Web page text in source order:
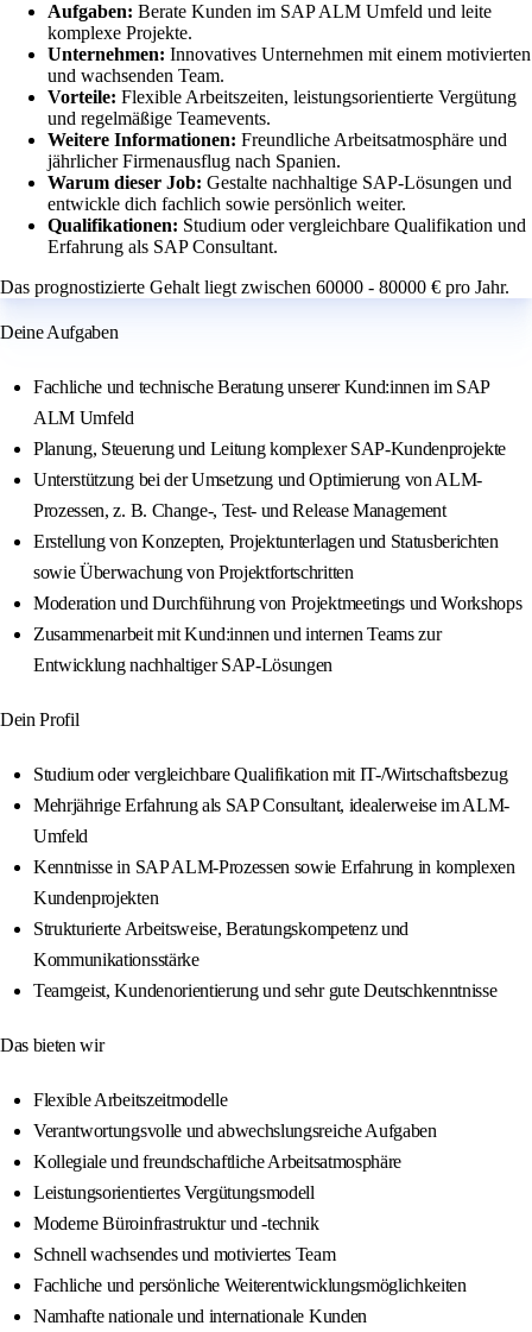
Aufgaben: Berate Kunden im SAP ALM Umfeld und leite
komplexe Projekte.
Unternehmen: Innovatives Unternehmen mit einem motivierten
und wachsenden Team.
Vorteile: Flexible Arbeitszeiten, leistungsorientierte Vergütung
und regelmäßige Teamevents.
Weitere Informationen: Freundliche Arbeitsatmosphäre und
jährlicher Firmenausflug nach Spanien.
Warum dieser Job: Gestalte nachhaltige SAP-Lösungen und
entwickle dich fachlich sowie persönlich weiter.
Qualifikationen: Studium oder vergleichbare Qualifikation und
Erfahrung als SAP Consultant.
Das prognostizierte Gehalt liegt zwischen 60000 - 80000 € pro Jahr.
Deine Aufgaben
Fachliche und technische Beratung unserer Kund:innen im SAP
ALM Umfeld
Planung, Steuerung und Leitung komplexer SAP-Kundenprojekte
Unterstützung bei der Umsetzung und Optimierung von ALM-
Prozessen, z. B. Change-, Test- und Release Management
Erstellung von Konzepten, Projektunterlagen und Statusberichten
sowie Überwachung von Projektfortschritten
Moderation und Durchführung von Projektmeetings und Workshops
Zusammenarbeit mit Kund:innen und internen Teams zur
Entwicklung nachhaltiger SAP-Lösungen
Dein Profil
Studium oder vergleichbare Qualifikation mit IT-/Wirtschaftsbezug
Mehrjährige Erfahrung als SAP Consultant, idealerweise im ALM-
Umfeld
Kenntnisse in SAP ALM-Prozessen sowie Erfahrung in komplexen
Kundenprojekten
Strukturierte Arbeitsweise, Beratungskompetenz und
Kommunikationsstärke
Teamgeist, Kundenorientierung und sehr gute Deutschkenntnisse
Das bieten wir
Flexible Arbeitszeitmodelle
Verantwortungsvolle und abwechslungsreiche Aufgaben
Kollegiale und freundschaftliche Arbeitsatmosphäre
Leistungsorientiertes Vergütungsmodell
Moderne Büroinfrastruktur und -technik
Schnell wachsendes und motiviertes Team
Fachliche und persönliche Weiterentwicklungsmöglichkeiten
Namhafte nationale und internationale Kunden